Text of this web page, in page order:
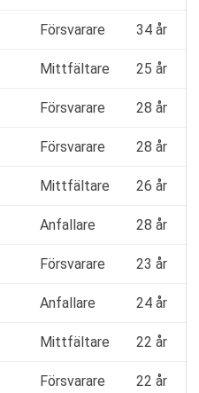
Försvarare 34 år
Mittfältare 25 år
Försvarare 28 år
Försvarare 28 år
Mittfältare 26 år
Anfallare 28 år
Försvarare 23 år
Anfallare 24 år
Mittfältare 22 år
Försvarare 22 år